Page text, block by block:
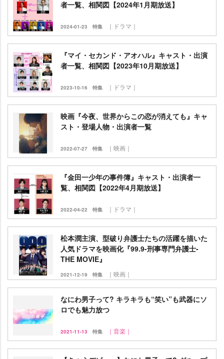
者一覧、相関図【2024年1月期放送】
2024-01-23 特集 ｜ドラマ｜
『マイ・セカンド・アオハル』キャスト・出演
者一覧、相関図【2023年10月期放送】
2023-10-16 特集 ｜ドラマ｜
映画『今夜、世界からこの恋が消えても』キャ
スト・登場人物・出演者一覧
2022-07-27 特集 ｜映画｜
『金田一少年の事件簿』キャスト・出演者一
覧、相関図【2022年4月期放送】
2022-04-22 特集 ｜ドラマ｜
松本潤主演、型破り弁護士たちの活躍を描いた
人気ドラマを映画化『99.9-刑事専門弁護士-
THE MOVIE』
2021-12-19 特集 ｜映画｜
なにわ男子って? キラキラも“笑い”も武器にソ
ロでも魅力放つ
2021-11-13 特集 ｜音楽｜